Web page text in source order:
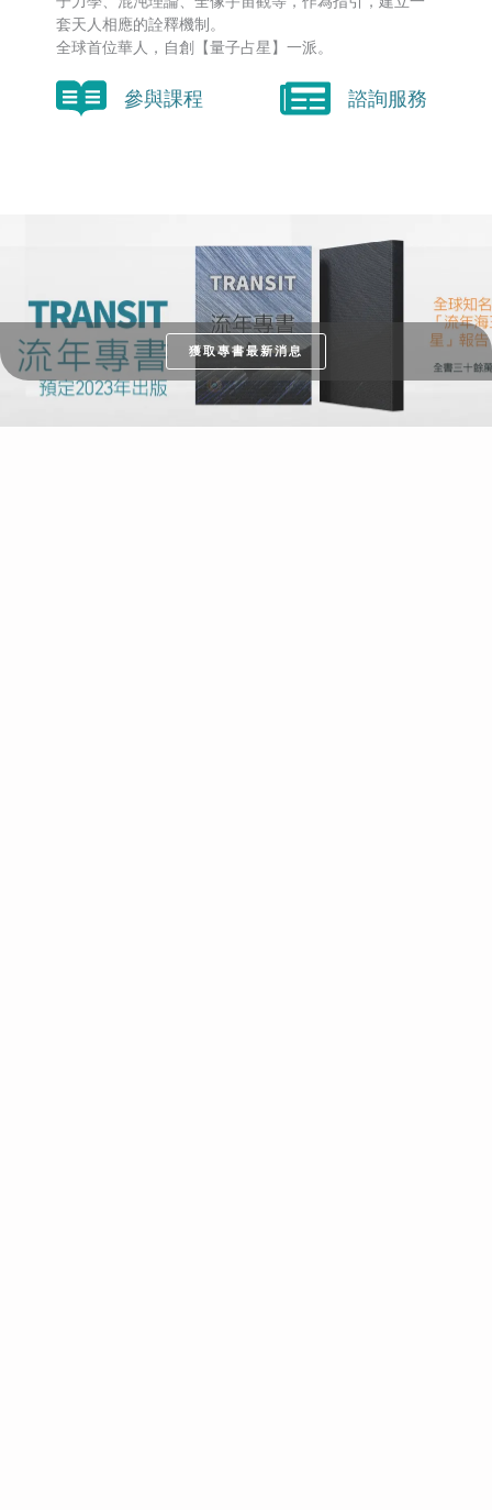
套天人相應的詮釋機制。
全球首位華人，自創【量子占星】一派。
參與課程 諮詢服務
獲取專書最新消息